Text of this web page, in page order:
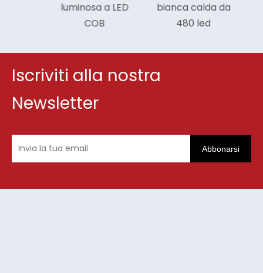
luminosa a LED
COB
bianca calda da
480 led
Iscriviti alla nostra
Newsletter
Abbonarsi